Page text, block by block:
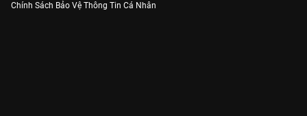
Chính Sách Bảo Vệ Thông Tin Cá Nhân